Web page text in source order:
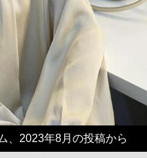
、2023年8月の投稿から